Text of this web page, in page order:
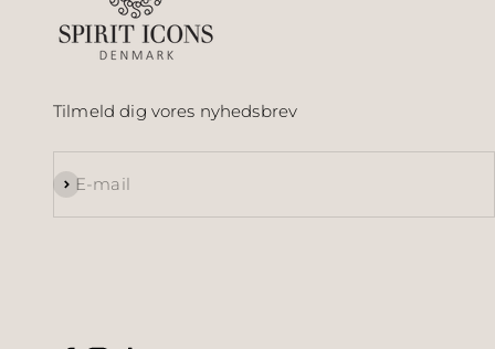
Tilmeld dig vores nyhedsbrev
E-mail
Abonnér